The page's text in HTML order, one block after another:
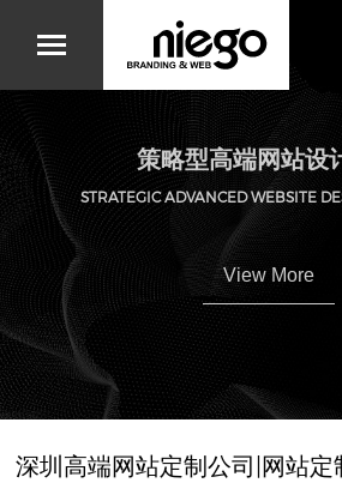
策略型高端网站设
STRATEGIC ADVANCED WEBSITE
View More
深圳高端网站定制公司|网站定